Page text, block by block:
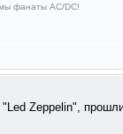
фанаты AC/DC!
Zeppelin",